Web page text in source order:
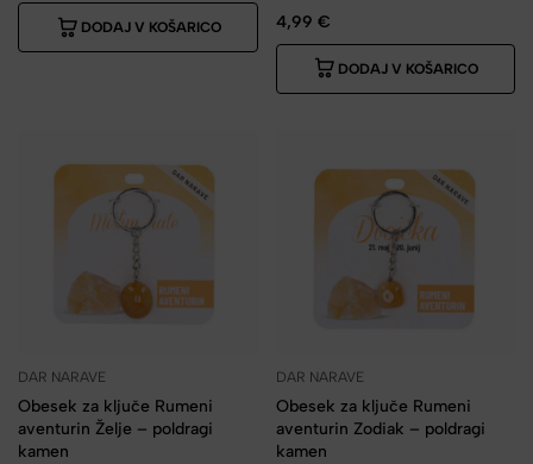
DODAJ V KOŠARICO
4,99 €
DODAJ V KOŠARICO
DAR NARAVE
Obesek za ključe Rumeni
aventurin Želje – poldragi
kamen
DAR NARAVE
Obesek za ključe Rumeni
aventurin Zodiak – poldragi
kamen